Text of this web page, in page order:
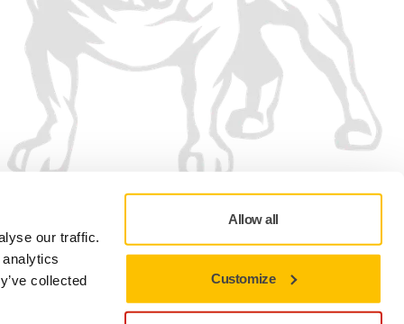
our traffic.
collected
Allow all
Customize